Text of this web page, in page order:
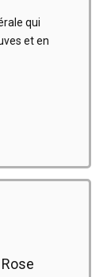
qui
et en